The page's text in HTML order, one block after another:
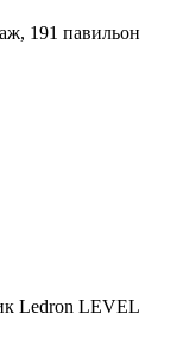
191 павильон
Ledron LEVEL